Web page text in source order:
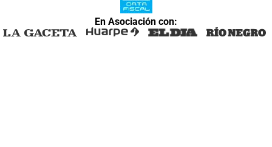
En Asociación con: